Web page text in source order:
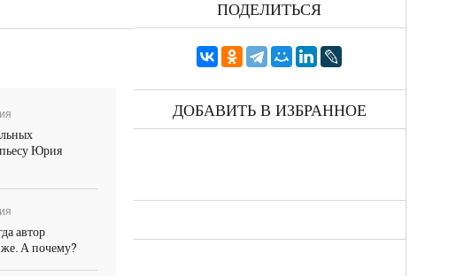
Юрия
автор
А почему?
ПОДЕЛИТЬСЯ
ДОБАВИТЬ В ИЗБРАННОЕ